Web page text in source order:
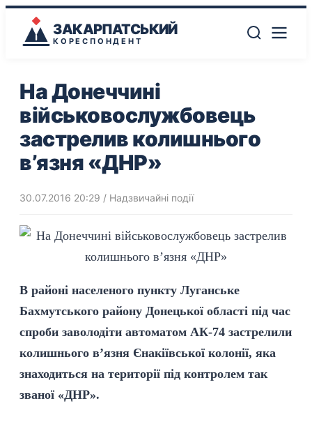
ЗАКАРПАТСЬКИЙ
КОРЕСПОНДЕНТ
На Донеччині
військовослужбовець
застрелив колишнього
в’язня «ДНР»
30.07.2016 20:29 / Надзвичайні події
В районі населеного пункту Луганське
Бахмутського району Донецької області під час
спроби заволодіти автоматом АК-74 застрелили
колишнього в’язня Єнакіївської колонії, яка
знаходиться на території під контролем так
званої «ДНР».